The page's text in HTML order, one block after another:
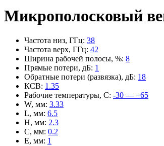
Микрополосковый
Частота низ, ГГц: 38
Частота верх, ГГц: 42
Ширина рабочей полосы, %: 8
Прямые потери, дБ: 1
Обратные потери (развязка), дБ: 18
КСВ: 1.35
Рабочие температуры, С: -30 — +65
W, мм: 3.33
L, мм: 6.5
H, мм: 2.3
C, мм: 0.2
E, мм: 1